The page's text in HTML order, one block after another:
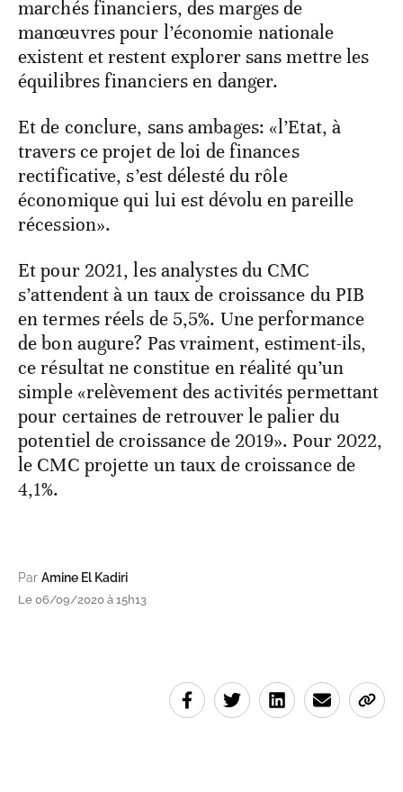
marchés financiers, des marges de
manœuvres pour l’économie nationale
existent et restent explorer sans mettre les
équilibres financiers en danger.
Et de conclure, sans ambages: «l’Etat, à
travers ce projet de loi de finances
rectificative, s’est délesté du rôle
économique qui lui est dévolu en pareille
récession».
Et pour 2021, les analystes du CMC
s’attendent à un taux de croissance du PIB
en termes réels de 5,5%. Une performance
de bon augure? Pas vraiment, estiment-ils,
ce résultat ne constitue en réalité qu’un
simple «relèvement des activités permettant
pour certaines de retrouver le palier du
potentiel de croissance de 2019». Pour 2022,
le CMC projette un taux de croissance de
4,1%.
Par Amine El Kadiri
Le 06/09/2020 à 15h13